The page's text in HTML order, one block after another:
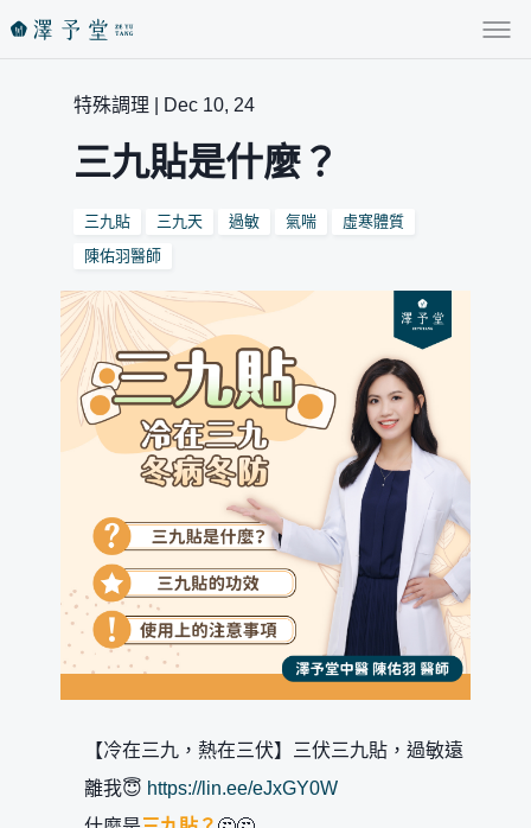
特殊調理 | Dec 10, 24
三九貼是什麼？
三九貼 三九天 過敏 氣喘
虛寒體質
陳佑羽醫師
【冷在三九，熱在三伏】三伏三九貼，過敏遠
離我😇 https://lin.ee/eJxGY0W